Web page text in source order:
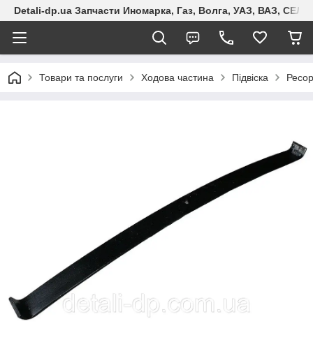
Detali-dp.ua Запчасти Иномарка, Газ, Волга, УАЗ, ВАЗ,
Товари та послуги Ходова частина Підвіска